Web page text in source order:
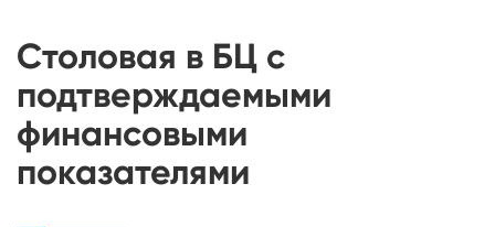
Столовая в БЦ с
подтверждаемыми
финансовыми
показателями